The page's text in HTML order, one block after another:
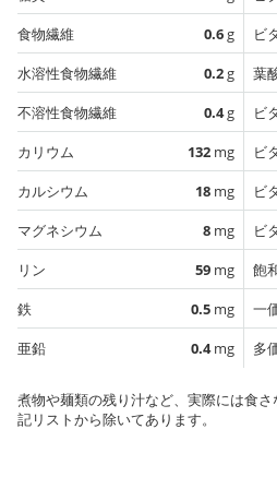
食物繊維
0.6g
水溶性食物繊維
0.2g
不溶性食物繊維
0.4g
カリウム
132 mg
カルシウム
18 mg
マグネシウム
8 mg
リン
59 mg
鉄
0.5 mg
亜鉛
0.4mg
ビ
葉
ビ
ビ
ビ
ビ
飽
一
多
煮物や麺類の残り汁など、実際には食
記リストから除いてあります。